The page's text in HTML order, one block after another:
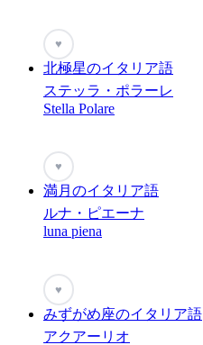
♥
北極星のイタリア語
ステッラ・ポラーレ
Stella Polare
♥
満月のイタリア語
ルナ・ピエーナ
luna piena
♥
みずがめ座のイタリア語
アクアーリオ